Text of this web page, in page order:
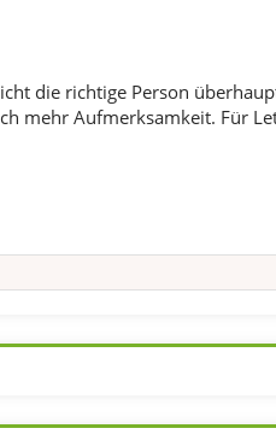
die richtige Person
mehr Aufmerksamkeit. Für